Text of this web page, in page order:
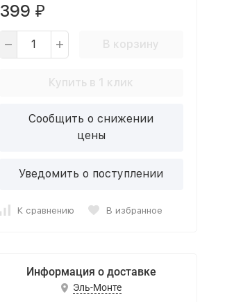
399 ₽
В корзину
Купить в 1 клик
Сообщить о снижении
цены
Уведомить о поступлении
К сравнению В избранное
Информация о доставке
Эль-Монте